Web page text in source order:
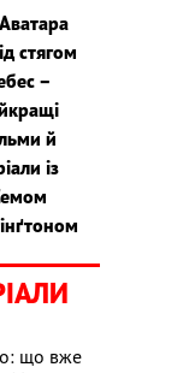
стягом
–
й
із
що вже